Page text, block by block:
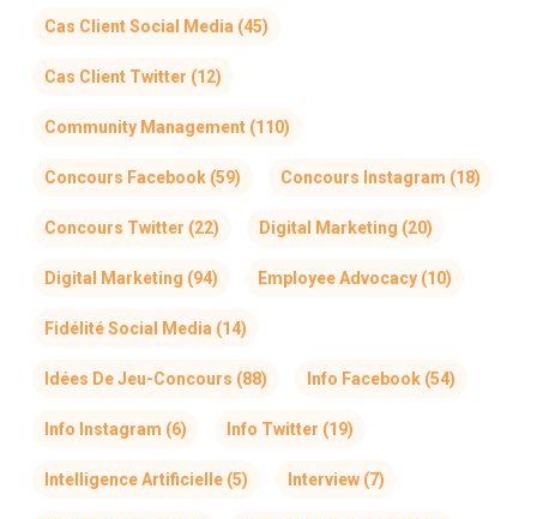
Cas Client Social Media (45)
Cas Client Twitter (12)
Community Management(110)
Concours Facebook(59) Concours Instagram (18)
Concours Twitter (22) Digital Marketing (20)
Digital Marketing (94) Employee Advocacy(10)
Fidélité Social Media (14)
Idées De Jeu-Concours (88) Info Facebook(54)
Info Instagram (6) Info Twitter (19)
Intelligence Artificielle(5) Interview(7)